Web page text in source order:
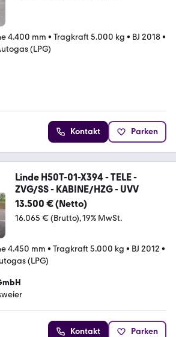
4.400 mm • Tragkraft 5.000 kg • BJ 2018•
(LPG)
Kontakt Parken
Linde H50T-01-X394 - TELE -
ZVG/SS - KABINE/HZG - UVV
13.500 € (Netto)
16.065 € (Brutto) 19% MwSt.
4.450 mm • Tragkraft 5.000 kg • BJ 2012 •
(LPG)
Kontakt Parken